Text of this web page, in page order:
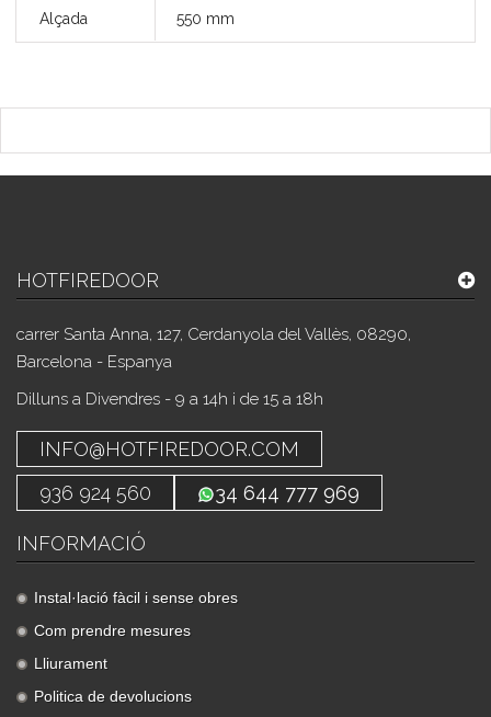
Alçada 550 mm
HOTFIREDOOR
carrer Santa Anna, 127, Cerdanyola del Vallès, 08290,
Barcelona - Espanya
Dilluns a Divendres - 9 a 14h i de 15 a 18h
INFO@HOTFIREDOOR.COM
936 924 560
34 644 777 969
INFORMACIÓ
Instal·lació fàcil i sense obres
Com prendre mesures
Lliurament
Politica de devolucions